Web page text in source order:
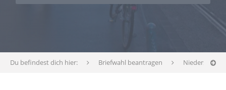
Du befindest dich hier: Briefwahl beantragen